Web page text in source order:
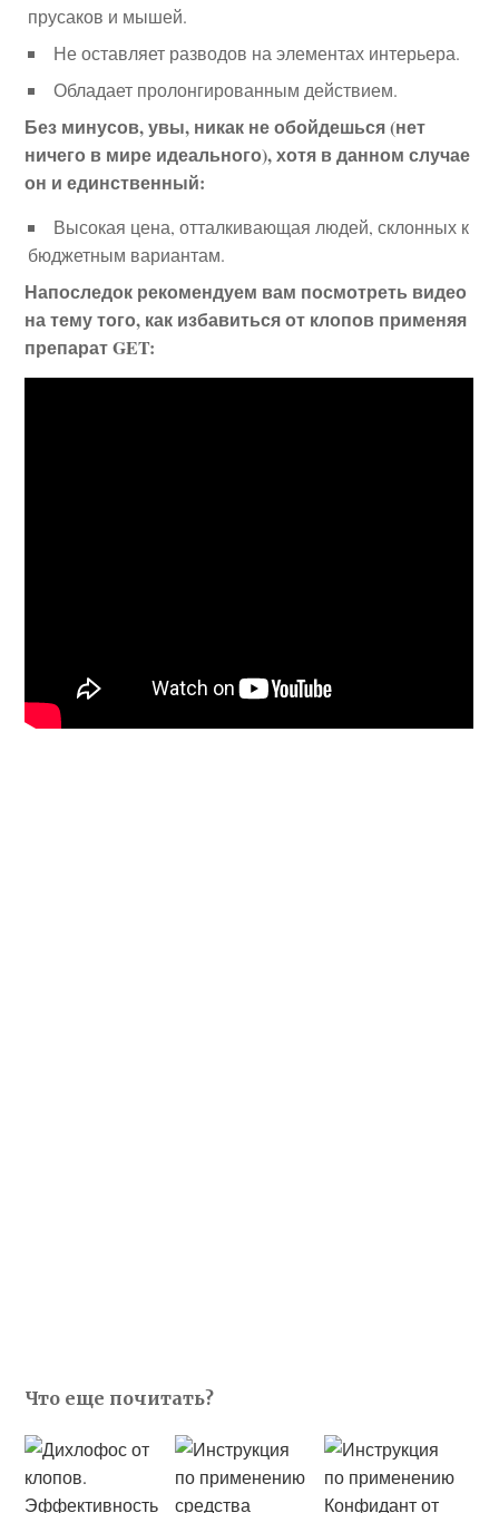
прусаков и мышей.
Не оставляет разводов на элементах интерьера.
Обладает пролонгированным действием.
Без минусов, увы, никак не обойдешься (нет
ничего в мире идеального), хотя в данном случае
он и единственный:
Высокая цена, отталкивающая людей, склонных к
бюджетным вариантам.
Напоследок рекомендуем вам посмотреть видео
на тему того, как избавиться от клопов применяя
препарат GET:
Что еще почитать?